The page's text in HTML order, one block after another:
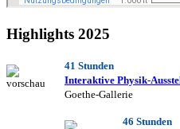
Highlights 2025
41 Stunden
Interaktive Physik-
Goethe-Gallerie
46 Stunden